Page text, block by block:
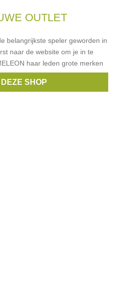
OUTLET
belangrijkste speler geworden in
naar de website om je in te
haar leden grote merken
, Diesel,
SHOP